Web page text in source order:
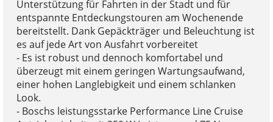
Unterstützung für Fahrten in der Stadt und für
entspannte Entdeckungstouren am Wochenende
bereitstellt. Dank Gepäckträger und Beleuchtung ist
es auf jede Art von Ausfahrt vorbereitet
- Es ist robust und dennoch komfortabel und
überzeugt mit einem geringen Wartungsaufwand,
einer hohen Langlebigkeit und einem schlanken
Look.
- Boschs leistungsstarke Performance Line Cruise